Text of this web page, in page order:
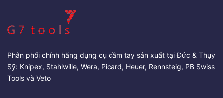
Phân phối chính hãng dụng cụ cầm tay sản xuất tại Đức & Thụy
Sỹ: Knipex, Stahlwille, Wera, Picard, Heuer, Rennsteig, PB Swiss
Tools và Veto